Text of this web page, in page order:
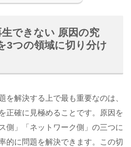
できない 原因の究
3つの領域に切り分け
を解決する上で最も重要なのは、
正確に見極めることです。原因を
側」「ネットワーク側」の三つに
的に問題を解決できます。この切